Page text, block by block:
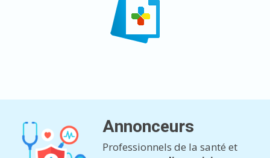
Annonceurs
Professionnels de la santé et